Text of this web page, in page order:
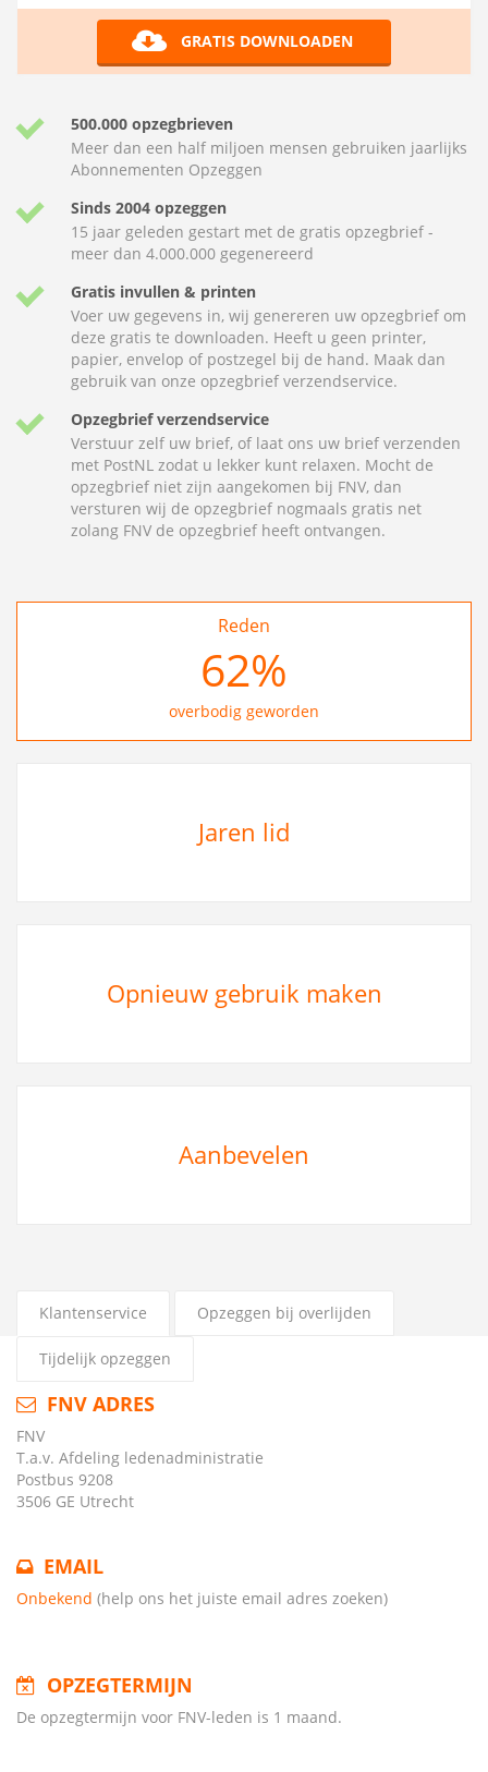
GRATIS DOWNLOADEN
500.000 opzegbrieven
Meer dan een half miljoen mensen gebruiken jaarlijks
Abonnementen Opzeggen
Sinds 2004 opzeggen
15 jaar geleden gestart met de gratis opzegbrief -
meer dan 4.000.000 gegenereerd
Gratis invullen & printen
Voer uw gegevens in, wij genereren uw opzegbrief om
deze gratis te downloaden. Heeft u geen printer,
papier, envelop of postzegel bij de hand. Maak dan
gebruik van onze opzegbrief verzendservice.
Opzegbrief verzendservice
Verstuur zelf uw brief, of laat ons uw brief verzenden
met PostNL zodat u lekker kunt relaxen. Mocht de
opzegbrief niet zijn aangekomen bij FNV, dan
versturen wij de opzegbrief nogmaals gratis net
zolang FNV de opzegbrief heeft ontvangen.
Reden
74%
overbodig geworden
Jaren lid
Opnieuw gebruik maken
Aanbevelen
Klantenservice Opzeggen bij overlijden
Tijdelijk opzeggen
FNV ADRES
FNV
T.a.v. Afdeling ledenadministratie
Postbus 9208
3506 GE Utrecht
EMAIL
Onbekend (help ons het juiste email adres zoeken)
OPZEGTERMIJN
De opzegtermijn voor FNV-leden is 1 maand.